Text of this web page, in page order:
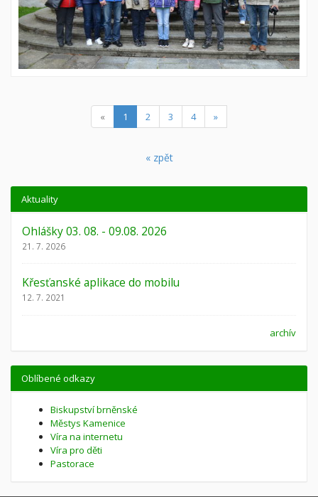
« 1 (current)
2 3 4 »
« zpět
Aktuality
Ohlášky 03. 08. - 09.08. 2026
21. 7. 2026
Křesťanské aplikace do mobilu
12. 7. 2021
archív
Oblíbené odkazy
Biskupství brněnské
Městys Kamenice
Víra na internetu
Víra pro děti
Pastorace